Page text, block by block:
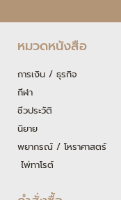
หมวดหนังสือ
การเงิน / ธุรกิจ
กีฬา
ชีวประวัติ
นิยาย
พยากรณ์ / โหราศาสตร์
ไพ่ทาโรต์